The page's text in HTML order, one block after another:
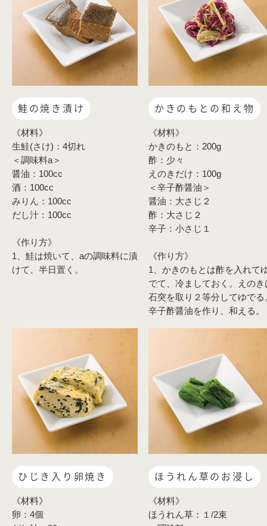
鮭の焼き漬け
《材料》
生鮭(さけ)：4切れ
＜調味料a＞
醤油：100cc
酒：100cc
みりん：100cc
だし汁：100cc
《作り方》
1、鮭は焼いて、aの調味料に漬
けて、半日置く。
かきのもとの和え物
《材料》
かきのもと：200g
酢：少々
えのきだけ：100g
＜辛子酢醤油＞
醤油：大さじ２
酢：大さじ２
辛子：小さじ１
《作り方》
1、かきのもとは酢を入れて
でて、冷ましておく。えのき
石突を取り２等分してゆでる
辛子酢醤油を作り、和える。
ひじき入り卵焼き
《材料》
卵：4個
ほうれん草のお浸し
《材料》
ほうれん草：１/2束